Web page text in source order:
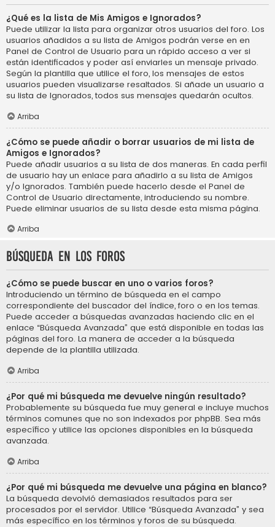
¿Qué es la lista de Mis Amigos e Ignorados?
Puede utilizar la lista para organizar otros usuarios del foro. Los
usuarios añadidos a su lista de Amigos podrán verse en en
Panel de Control de Usuario para un rápido acceso a ver si
están identificados y poder así enviarles un mensaje privado.
Según la plantilla que utilice el foro, los mensajes de estos
usuarios pueden visualizarse resaltados. Si añade un usuario a
su lista de Ignorados, todos sus mensajes quedarán ocultos.
Arriba
¿Cómo se puede añadir o borrar usuarios de mi lista de
Amigos e Ignorados?
Puede añadir usuarios a su lista de dos maneras. En cada perfil
de usuario hay un enlace para añadirlo a su lista de Amigos
y/o Ignorados. También puede hacerlo desde el Panel de
Control de Usuario directamente, introduciendo su nombre.
Puede eliminar usuarios de su lista desde esta misma página.
Arriba
Búsqueda en los foros
¿Cómo se puede buscar en uno o varios foros?
Introduciendo un término de búsqueda en el campo
correspondiente del buscador del índice, foro o en los temas.
Puede acceder a búsquedas avanzadas haciendo clic en el
enlace “Búsqueda Avanzada” que está disponible en todas las
páginas del foro. La manera de acceder a la búsqueda
depende de la plantilla utilizada.
Arriba
¿Por qué mi búsqueda me devuelve ningún resultado?
Probablemente su búsqueda fue muy general e incluye muchos
términos comunes que no son indexados por phpBB. Sea más
específico y utilice las opciones disponibles en la búsqueda
avanzada.
Arriba
¿Por qué mi búsqueda me devuelve una página en blanco?
La búsqueda devolvió demasiados resultados para ser
procesados por el servidor. Utilice “Búsqueda Avanzada” y sea
más específico en los términos y foros de su búsqueda.